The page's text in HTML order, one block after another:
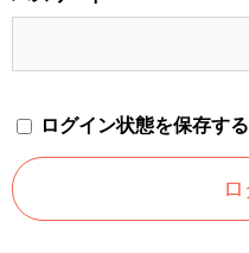
ログイン状態を保存する